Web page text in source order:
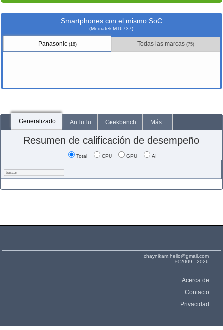
Smartphones con el mismo SoC
(Mediatek MT6737)
Panasonic(18) Todas las marcas (75)
Generalizado AnTuTu Geekbench Más...
Resumen de calificación de desempeño
Total CPU GPU AI
chaynikam.hello@gmail.com
© 2009 - 2026
Acerca de
Contacto
Privacidad